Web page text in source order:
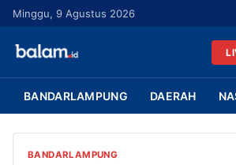
u
Minggu, 9 Agustus 2026
BANDARLAMPUNG DAERAH
BANDARLAMPUNG